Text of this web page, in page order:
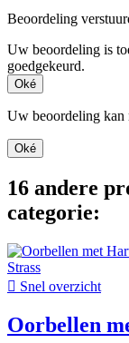
Beoordeling
Uw beoordeling is
goedgekeurd.
Oké
Uw beoordeling kan
Oké
16 andere
categorie:
 Snel overzicht
Oorbellen